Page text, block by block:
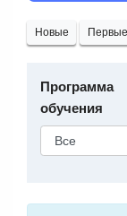
Новые Первые
Программа
обучения